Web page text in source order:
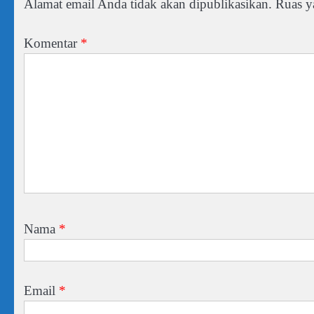
Alamat email Anda tidak akan dipublikasikan. Ruas
Komentar *
Nama *
Email *